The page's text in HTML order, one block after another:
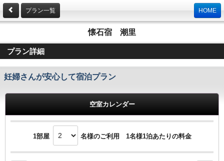
プラン一覧 HOME
懐石宿 潮里
プラン詳細
妊婦さんが安心して宿泊プラン
空室カレンダー
1部屋 名様のご利用 1名様1泊あたりの料金